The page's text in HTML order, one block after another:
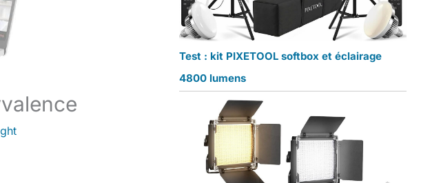
Test : kit PIXETOOL softbox et éclairage
4800 lumens